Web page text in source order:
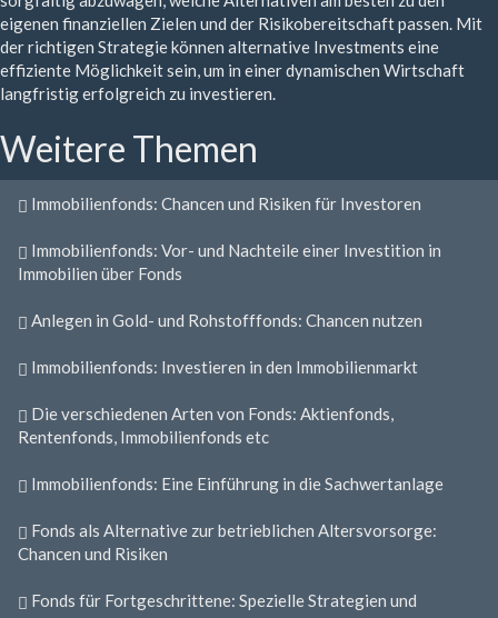
eigenen finanziellen Zielen und der Risikobereitschaft passen. Mit
der richtigen Strategie können alternative Investments eine
effiziente Möglichkeit sein, um in einer dynamischen Wirtschaft
langfristig erfolgreich zu investieren.
Weitere Themen
Immobilienfonds: Chancen und Risiken für Investoren
Immobilienfonds: Vor- und Nachteile einer Investition in
Immobilien über Fonds
Anlegen in Gold- und Rohstofffonds: Chancen nutzen
Immobilienfonds: Investieren in den Immobilienmarkt
Die verschiedenen Arten von Fonds: Aktienfonds,
Rentenfonds, Immobilienfonds etc
Immobilienfonds: Eine Einführung in die Sachwertanlage
Fonds als Alternative zur betrieblichen Altersvorsorge:
Chancen und Risiken
Fonds für Fortgeschrittene: Spezielle Strategien und